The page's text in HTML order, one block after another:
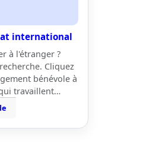
international
à l'étranger ?
Cliquez
bénévole à
travaillent…